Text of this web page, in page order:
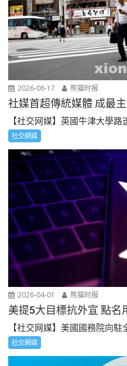
2026-06-17 熊猫时报
社媒首超傳統媒體 成最
【社交网媒】英國牛津大學路
社交網媒
2026-04-01 熊猫时报
美提5大目標抗外宣 點名
【社交网媒】美國國務院向駐
社交網媒